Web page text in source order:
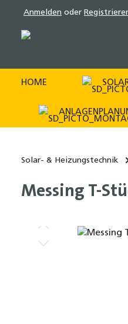
Zur
Anmelden oder
HOME
Solar- & Heizungstechnik
Messing T-
Bildergalerie